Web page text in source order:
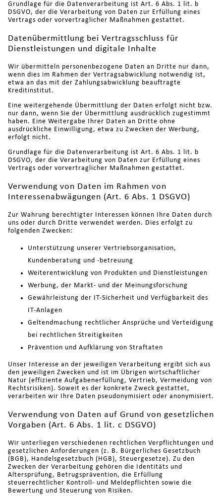
Grundlage für die Datenverarbeitung ist Art. 6 Abs. 1 lit. b
DSGVO, der die Verarbeitung von Daten zur Erfüllung eines
Vertrags oder vorvertraglicher Maßnahmen gestattet.
Datenübermittlung bei Vertragsschluss für
Dienstleistungen und digitale Inhalte
Wir übermitteln personenbezogene Daten an Dritte nur dann,
wenn dies im Rahmen der Vertragsabwicklung notwendig ist,
etwa an das mit der Zahlungsabwicklung beauftragte
Kreditinstitut.
Eine weitergehende Übermittlung der Daten erfolgt nicht bzw.
nur dann, wenn Sie der Übermittlung ausdrücklich zugestimmt
haben. Eine Weitergabe Ihrer Daten an Dritte ohne
ausdrückliche Einwilligung, etwa zu Zwecken der Werbung,
erfolgt nicht.
Grundlage für die Datenverarbeitung ist Art. 6 Abs. 1 lit. b
DSGVO, der die Verarbeitung von Daten zur Erfüllung eines
Vertrags oder vorvertraglicher Maßnahmen gestattet.
Verwendung von Daten im Rahmen von
Interessenabwägungen (Art. 6 Abs. 1 DSGVO)
Zur Wahrung berechtigter Interessen können Ihre Daten durch
uns oder durch Dritte verwendet werden. Dies erfolgt zu
folgenden Zwecken:
Unterstützung unserer Vertriebsorganisation,
Kundenberatung und -betreuung
Weiterentwicklung von Produkten und Dienstleistungen
Werbung, der Markt- und der Meinungsforschung
Gewährleistung der IT-Sicherheit und Verfügbarkeit des
IT-Anlagen
Geltendmachung rechtlicher Ansprüche und Verteidigung
bei rechtlichen Streitigkeiten
Prävention und Aufklärung von Straftaten
Unser Interesse an der jeweiligen Verarbeitung ergibt sich aus
den jeweiligen Zwecken und ist im Übrigen wirtschaftlicher
Natur (effiziente Aufgabenerfüllung, Vertrieb, Vermeidung von
Rechtsrisiken). Soweit es der konkrete Zweck gestattet,
verarbeiten wir Ihre Daten pseudonymisiert oder anonymisiert.
Verwendung von Daten auf Grund von gesetzlichen
Vorgaben (Art. 6 Abs. 1 lit. c DSGVO)
Wir unterliegen verschiedenen rechtlichen Verpflichtungen und
gesetzlichen Anforderungen (z. B. Bürgerliches Gesetzbuch
(BGB), Handelsgesetzbuch (HGB), Steuergesetze). Zu den
Zwecken der Verarbeitung gehören die Identitäts und
Altersprüfung, Betrugsprävention, die Erfüllung
steuerrechtlicher Kontroll- und Meldepflichten sowie die
Bewertung und Steuerung von Risiken.